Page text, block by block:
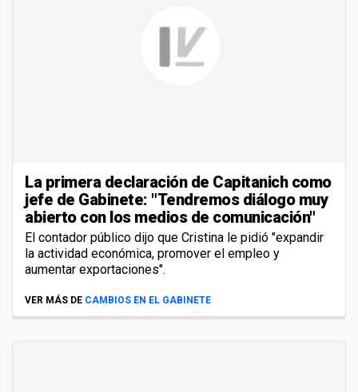
La primera declaración de Capitanich como
jefe de Gabinete: "Tendremos diálogo muy
abierto con los medios de comunicación"
El contador público dijo que Cristina le pidió "expandir
la actividad económica, promover el empleo y
aumentar exportaciones".
VER MÁS DE CAMBIOS EN EL GABINETE